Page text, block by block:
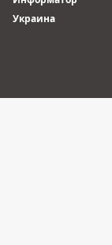
Украина